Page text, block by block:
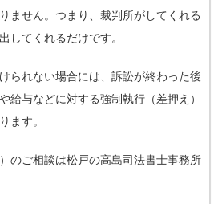
ません。つまり、裁判所がしてくれる
してくれるだけです。
られない場合には、訴訟が終わった後
給与などに対する強制執行（差押え）
ます。
のご相談は松戸の高島司法書士事務所